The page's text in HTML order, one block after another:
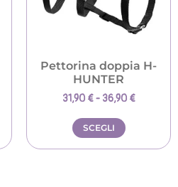
Pettorina doppia H-
HUNTER
31,90 € - 36,90 €
SCEGLI